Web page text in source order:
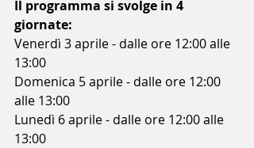
Il programma si svolge in 4
giornate:
Venerdì 3 aprile - dalle ore 12:00 alle
13:00
Domenica 5 aprile - dalle ore 12:00
alle 13:00
Lunedì 6 aprile - dalle ore 12:00 alle
13:00